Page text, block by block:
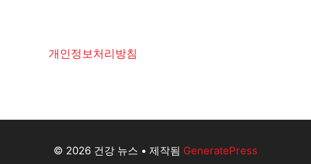
개인정보처리방침
© 2026 건강 뉴스 • 제작됨 GeneratePress